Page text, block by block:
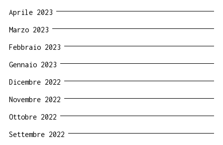
Aprile 2023
Marzo 2023
Febbraio 2023
Gennaio 2023
Dicembre 2022
Novembre 2022
Ottobre 2022
Settembre 2022